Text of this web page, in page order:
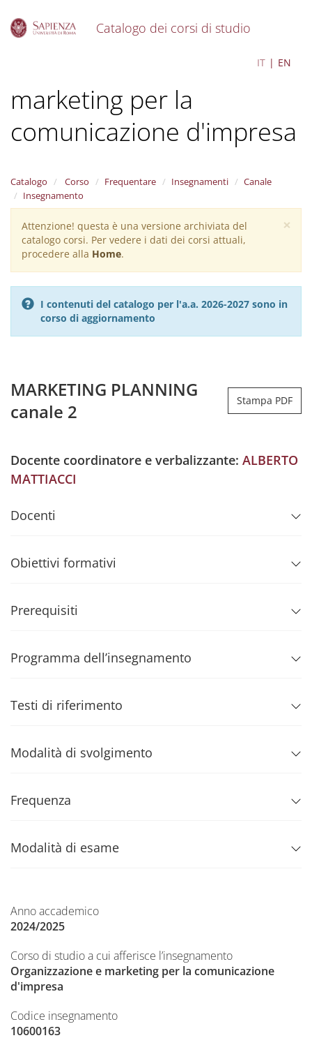
Catalogo dei corsi di studio
IT EN
marketing per la
comunicazione d'impresa
Catalogo Corso Frequentare Insegnamenti
Canale
Insegnamento
×
Warning
message
Attenzione! questa è una versione archiviata del
catalogo corsi. Per vedere i dati dei corsi attuali,
procedere alla Home.
I contenuti del catalogo per l'a.a. 2026-2027 sono in
corso di aggiornamento
MARKETING PLANNING
canale 2
Stampa PDF
Docente coordinatore e verbalizzante: ALBERTO
MATTIACCI
Docenti
Obiettivi formativi
Prerequisiti
Programma dell’insegnamento
Testi di riferimento
Modalità di svolgimento
Frequenza
Modalità di esame
Anno accademico
2024/2025
Corso di studio a cui afferisce l’insegnamento
Organizzazione e marketing per la comunicazione
d'impresa
Codice insegnamento
10600163